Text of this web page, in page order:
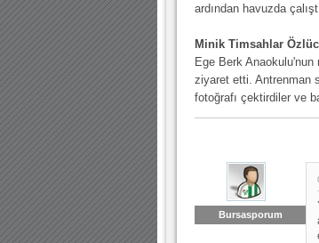
ardından havuzda
Minik Timsahlar
Ege Berk Anaokulu'nun
ziyaret etti. Antrenman
fotoğrafı çektirdiler ve
Bursasporum